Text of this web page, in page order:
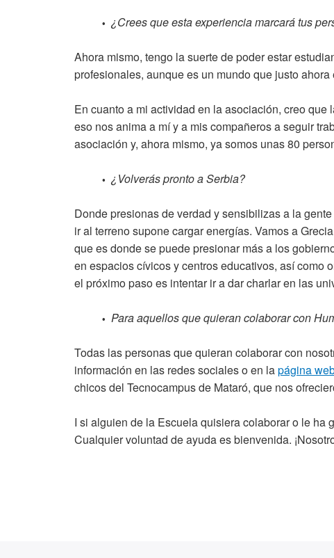
• ¿Crees que esta experiencia marcará tus
Ahora mismo, tengo la suerte de poder estar
profesionales, aunque es un mundo que justo
En cuanto a mi actividad en la asociación, creo
eso nos anima a mí y a mis compañeros a seguir
asociación y, ahora mismo, ya somos unas 80
• ¿Volverás pronto a Serbia?
Donde presionas de verdad y sensibilizas a la
ir al terreno supone cargar energías. Vamos a
que es donde se puede presionar más a los
en espacios cívicos y centros educativos, así como
el próximo paso es intentar ir a dar charlar en las
• Para aquellos que quieran colaborar con
Todas las personas que quieran colaborar con
información en las redes sociales o en lapágina
chicos del Tecnocampus de Mataró, que nos
I si alguien de la Escuela quisiera colaborar o le ha
Cualquier voluntad de ayuda es bienvenida.